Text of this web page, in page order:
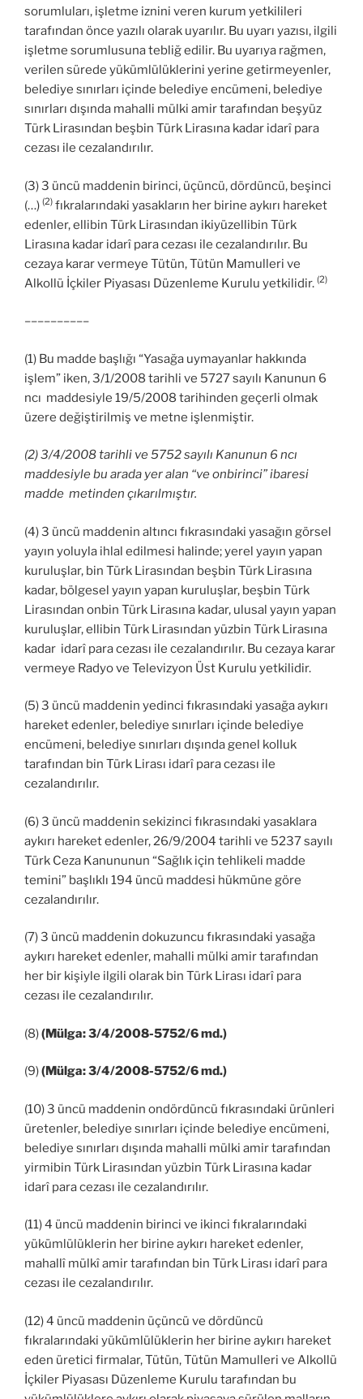
sorumluları, işletme iznini veren kurum yetkilileri
tarafından önce yazılı olarak uyarılır. Bu uyarı yazısı, ilgili
işletme sorumlusuna tebliğ edilir. Bu uyarıya rağmen,
verilen sürede yükümlülüklerini yerine getirmeyenler,
belediye sınırları içinde belediye encümeni, belediye
sınırları dışında mahalli mülki amir tarafından beşyüz
Türk Lirasından beşbin Türk Lirasına kadar idarî para
cezası ile cezalandırılır.
(3) 3 üncü maddenin birinci, üçüncü, dördüncü, beşinci
(…) (2) fıkralarındaki yasakların her birine aykırı hareket
edenler, ellibin Türk Lirasından ikiyüzellibin Türk
Lirasına kadar idarî para cezası ile cezalandırılır. Bu
cezaya karar vermeye Tütün, Tütün Mamulleri ve
Alkollü İçkiler Piyasası Düzenleme Kurulu yetkilidir. (2)
––––––––––
(1) Bu madde başlığı “Yasağa uymayanlar hakkında
işlem” iken, 3/1/2008 tarihli ve 5727 sayılı Kanunun 6
ncı maddesiyle 19/5/2008 tarihinden geçerli olmak
üzere değiştirilmiş ve metne işlenmiştir.
(2) 3/4/2008 tarihli ve 5752 sayılı Kanunun 6 ncı
maddesiyle bu arada yer alan “ve onbirinci” ibaresi
madde metinden çıkarılmıştır.
(4) 3 üncü maddenin altıncı fıkrasındaki yasağın görsel
yayın yoluyla ihlal edilmesi halinde; yerel yayın yapan
kuruluşlar, bin Türk Lirasından beşbin Türk Lirasına
kadar, bölgesel yayın yapan kuruluşlar, beşbin Türk
Lirasından onbin Türk Lirasına kadar, ulusal yayın yapan
kuruluşlar, ellibin Türk Lirasından yüzbin Türk Lirasına
kadar idarî para cezası ile cezalandırılır. Bu cezaya karar
vermeye Radyo ve Televizyon Üst Kurulu yetkilidir.
(5) 3 üncü maddenin yedinci fıkrasındaki yasağa aykırı
hareket edenler, belediye sınırları içinde belediye
encümeni, belediye sınırları dışında genel kolluk
tarafından bin Türk Lirası idarî para cezası ile
cezalandırılır.
(6) 3 üncü maddenin sekizinci fıkrasındaki yasaklara
aykırı hareket edenler, 26/9/2004 tarihli ve 5237 sayılı
Türk Ceza Kanununun “Sağlık için tehlikeli madde
temini” başlıklı 194 üncü maddesi hükmüne göre
cezalandırılır.
(7) 3 üncü maddenin dokuzuncu fıkrasındaki yasağa
aykırı hareket edenler, mahalli mülki amir tarafından
her bir kişiyle ilgili olarak bin Türk Lirası idarî para
cezası ile cezalandırılır.
(8)(Mülga: 3/4/2008-5752/6 md.)
(9)(Mülga: 3/4/2008-5752/6 md.)
(10) 3 üncü maddenin ondördüncü fıkrasındaki ürünleri
üretenler, belediye sınırları içinde belediye encümeni,
belediye sınırları dışında mahalli mülki amir tarafından
yirmibin Türk Lirasından yüzbin Türk Lirasına kadar
idarî para cezası ile cezalandırılır.
(11) 4 üncü maddenin birinci ve ikinci fıkralarındaki
yükümlülüklerin her birine aykırı hareket edenler,
mahallî mülkî amir tarafından bin Türk Lirası idarî para
cezası ile cezalandırılır.
(12) 4 üncü maddenin üçüncü ve dördüncü
fıkralarındaki yükümlülüklerin her birine aykırı hareket
eden üretici firmalar, Tütün, Tütün Mamulleri ve Alkollü
İçkiler Piyasası Düzenleme Kurulu tarafından bu